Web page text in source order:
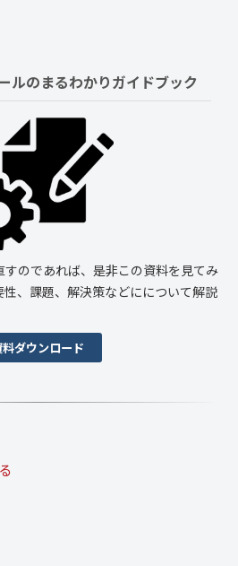
ルのまるわかりガイドブック
のであれば、是非この資料を見てみ
、課題、解決策などにについて解説
ダウンロード